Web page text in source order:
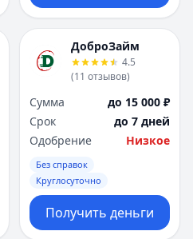
ДоброЗайм
4.5
(11 отзывов)
Сумма
до 15 000 ₽
Срок
до 7 дней
Одобрение
Низкое
Без справок
Круглосуточно
Получить деньги